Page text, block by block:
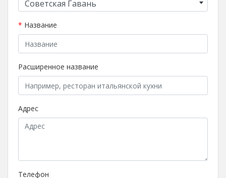
Советская Гавань
* Название
Расширенное название
Адрес
Телефон